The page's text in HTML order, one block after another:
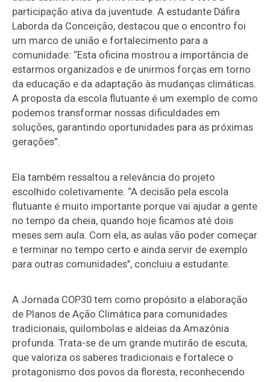
participação ativa da juventude. A estudante Dáfira
Laborda da Conceição, destacou que o encontro foi
um marco de união e fortalecimento para a
comunidade: “Esta oficina mostrou a importância de
estarmos organizados e de unirmos forças em torno
da educação e da adaptação às mudanças climáticas.
A proposta da escola flutuante é um exemplo de como
podemos transformar nossas dificuldades em
soluções, garantindo oportunidades para as próximas
gerações”.
Ela também ressaltou a relevância do projeto
escolhido coletivamente. “A decisão pela escola
flutuante é muito importante porque vai ajudar a gente
no tempo da cheia, quando hoje ficamos até dois
meses sem aula. Com ela, as aulas vão poder começar
e terminar no tempo certo e ainda servir de exemplo
para outras comunidades’’, concluiu a estudante.
A Jornada COP30 tem como propósito a elaboração
de Planos de Ação Climática para comunidades
tradicionais, quilombolas e aldeias da Amazônia
profunda. Trata-se de um grande mutirão de escuta,
que valoriza os saberes tradicionais e fortalece o
protagonismo dos povos da floresta, reconhecendo